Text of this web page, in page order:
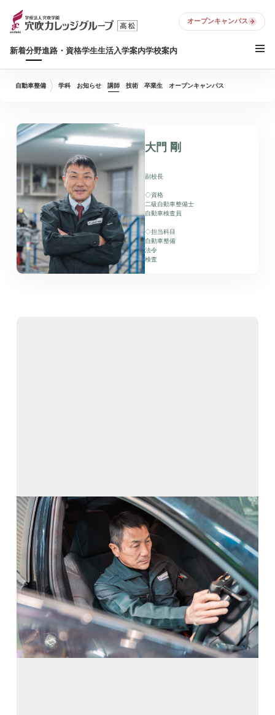
新着分野進路・資格学生生活入学案内学校案内
オープンキャンパス
自動車整備 学科 お知らせ 講師 技術 卒業生 オープンキャンパス
大門 剛
副校長
◇資格
二級自動車整備士
自動車検査員
◇担当科目
自動車整備
法令
検査